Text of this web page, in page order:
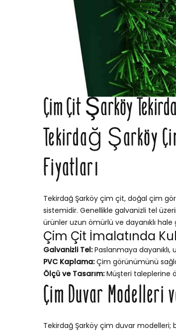
Çim Çit Şarköy
Tekirdağ Şarköy
Fiyatları
Tekirdağ Şarköy çim çit, doğal çim
sistemidir. Genellikle galvanizli tel
ürünler uzun ömürlü ve dayanıklı hale
Çim Çit İmalatında
Galvanizli Tel:Paslanmaya
PVC Kaplama:Çim görünümünü
Ölçü ve Tasarım:Müşteri taleplerine
Çim Duvar
Tekirdağ Şarköy çim duvar